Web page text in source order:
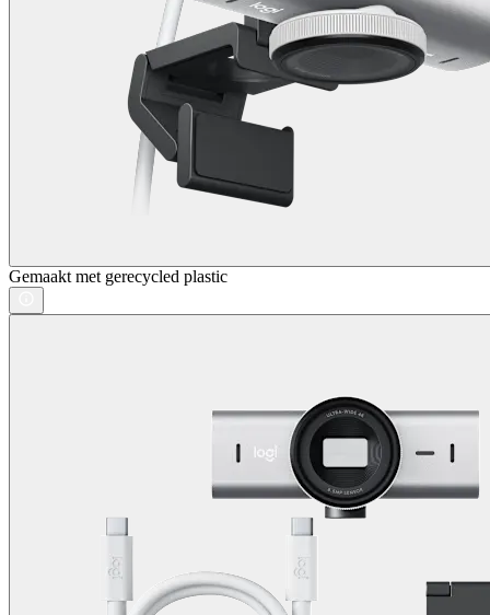
Gemaakt met gerecycled plastic